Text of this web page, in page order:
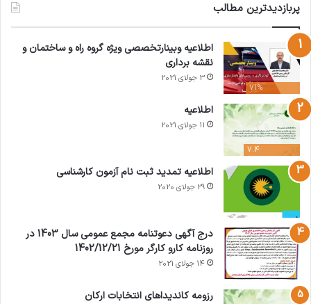
پربازدیدترین مطالب
71%
اطلاعیه وبینارتخصصی ویژه گروه راه و ساختمان و
نقشه برداری
3 جولای 2021
7.4
اطلاعیه
11 جولای 2021
اطلاعیه تمدید ثبت نام آزمون کارشناسی
29 جولای 2020
درج آگهی دعوتنامه مجمع عمومی سال 1403 در
روزنامه کارو کارگر مورخ 1402/12/21
14 جولای 2021
رزومه کاندیداهای انتخابات ارکان